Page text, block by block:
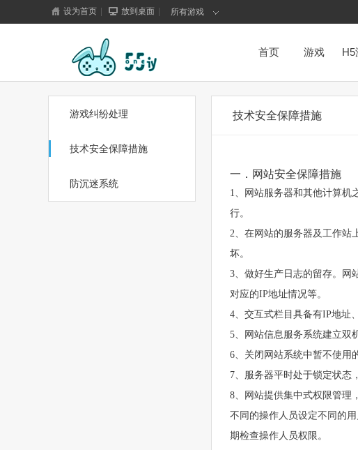
设为首页 放到桌面 所有游戏
首页 游戏 H5
游戏纠纷处理
技术安全保障措施
防沉迷系统
技术安全保障措施
一．网站安全保障措施
1、网站服务器和其他计算机
行。
2、在网站的服务器及工作站
坏。
3、做好生产日志的留存。网
对应的IP地址情况等。
4、交互式栏目具备有IP地址
5、网站信息服务系统建立双
6、关闭网站系统中暂不使用
7、服务器平时处于锁定状态
8、网站提供集中式权限管理
不同的操作人员设定不同的
期检查操作人员权限。